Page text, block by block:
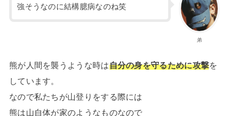
弟
強そうなのに結構臆病なのね笑
熊が人間を襲うような時は自分の身を守るために攻撃を
しています。
なので私たちが山登りをする際には
熊は山自体が家のようなものなので